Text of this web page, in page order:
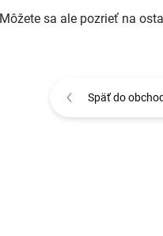
Môžete sa ale pozrieť na
Späť do